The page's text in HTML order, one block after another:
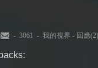
- 3061 - 我的視界 - 回應(2)